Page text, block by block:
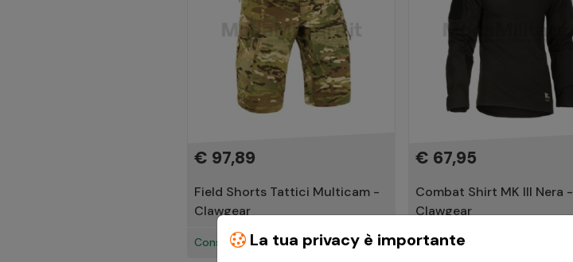
€ 97,89
Field Shorts Tattici Multicam -
Clawgear
Consegna in 24h
€ 67,95
Combat Shirt MK III Nera -
Clawgear
Ricevilo in 2-3gg
La tua privacy è importante